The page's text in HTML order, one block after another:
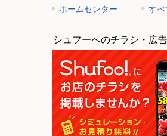
ホームセンター
すべ
シュフーへのチラシ・広